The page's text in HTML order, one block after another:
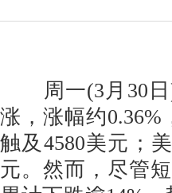
周一(3月30日)
涨，涨幅约
触及4580美元；
元。然而，尽管